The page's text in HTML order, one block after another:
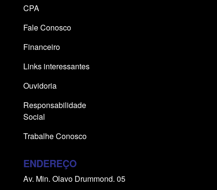
CPA
Fale Conosco
Financeiro
Links interessantes
Ouvidoria
Responsabilidade
Social
Trabalhe Conosco
ENDEREÇO
Av. Min. Olavo Drummond. 05